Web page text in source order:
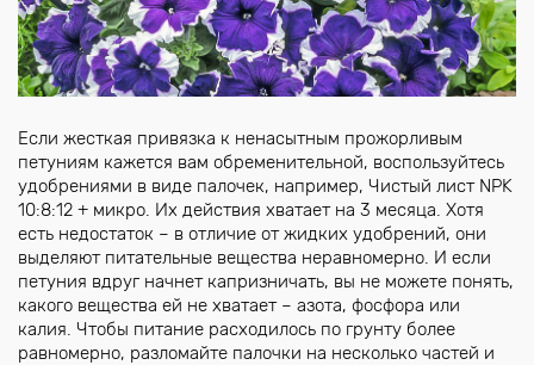
Если жесткая привязка к ненасытным прожорливым
петуниям кажется вам обременительной, воспользуйтесь
удобрениями в виде палочек, например, Чистый лист NPK
10:8:12 + микро. Их действия хватает на 3 месяца. Хотя
есть недостаток – в отличие от жидких удобрений, они
выделяют питательные вещества неравномерно. И если
петуния вдруг начнет капризничать, вы не можете понять,
какого вещества ей не хватает – азота, фосфора или
калия. Чтобы питание расходилось по грунту более
равномерно, разломайте палочки на несколько частей и